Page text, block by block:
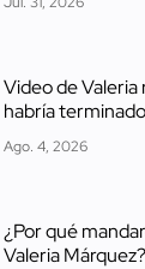
Video de Valeria
habría
Ago. 4, 2026
¿Por qué
Valeria Márquez?